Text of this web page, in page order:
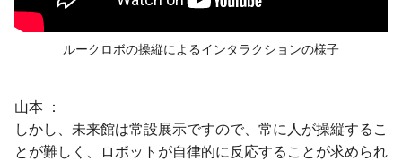
ルークロボの操縦によるインタラクションの様子
山本
しかし、未来館は常設展示ですので、常に人が操縦するこ
とが難しく、ロボットが自律的に反応することが求められ